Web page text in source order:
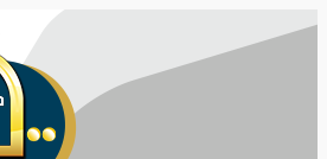
تخطى